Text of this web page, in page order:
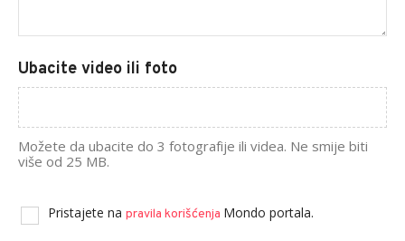
Ubacite video ili foto
Možete da ubacite do 3 fotografije ili videa. Ne smije biti
više od 25 MB.
Pristajete na pravila korišćenja Mondo portala.